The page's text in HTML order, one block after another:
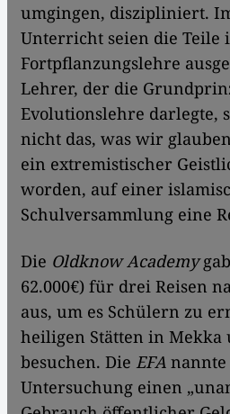
umgingen, diszipliniert.
Unterricht seien die
Fortpflanzungslehre
Lehrer, der die
Evolutionslehre darlegte,
nicht das, was wir
ein extremistischer
worden, auf einer
Schulversammlung eine
Die Oldknow Academy
62.000€) für drei Reisen
aus, um es Schülern zu
heiligen Stätten in Mekka
besuchen. Die EFA
Untersuchung einen